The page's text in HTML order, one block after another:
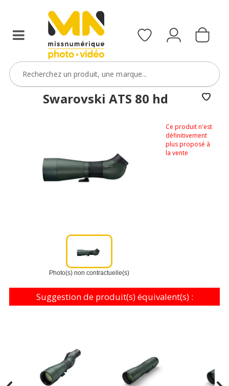
Swarovski ATS 80 hd
Photo(s) non contractuelle(s)
Ce produit n'est
définitivement
plus proposé à
la vente
Suggestion de produit(s) équivalent(s) :